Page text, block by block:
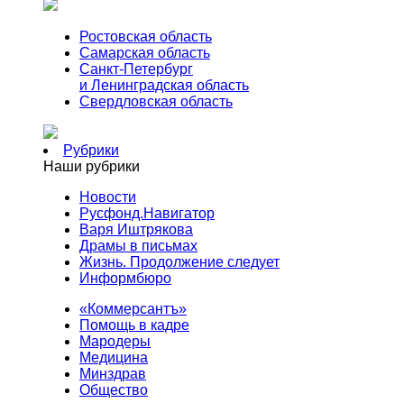
Ростовская область
Самарская область
Санкт-Петербург
и Ленинградская область
Свердловская область
Рубрики
Наши рубрики
Новости
Русфонд.Навигатор
Варя Иштрякова
Драмы в письмах
Жизнь. Продолжение следует
Информбюро
«Коммерсантъ»
Помощь в кадре
Мародеры
Медицина
Минздрав
Общество